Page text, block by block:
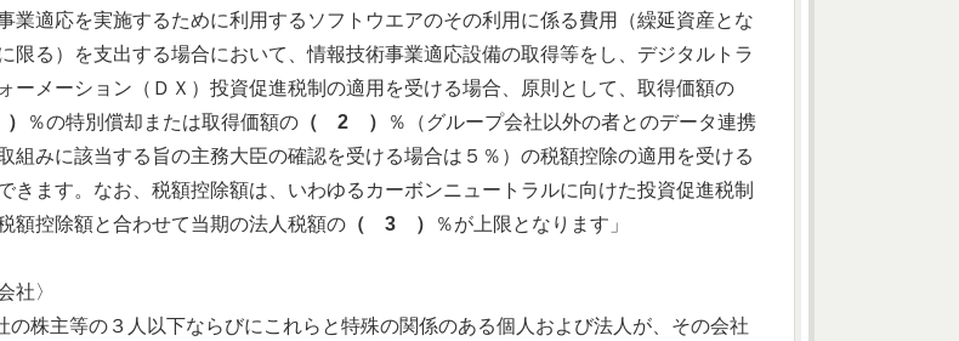
業適応を実施するために利用するソフトウエアのその利用に係る費用（繰延資産とな
限る）を支出する場合において、情報技術事業適応設備の取得等をし、デジタルトラ
ーメーション（ＤＸ）投資促進税制の適用を受ける場合、原則として、取得価額の
％の特別償却または取得価額の（ 2 ）
％（グループ会社以外の者とのデータ連携
組みに該当する旨の主務大臣の確認を受ける場合は５％）の税額控除の適用を受ける
きます。なお、税額控除額は、いわゆるカーボンニュートラルに向けた投資促進税制
額控除額と合わせて当期の法人税額の（ 3 ） ％が上限となります」
社〉
の株主等の３人以下ならびにこれらと特殊の関係のある個人および法人が、その会社